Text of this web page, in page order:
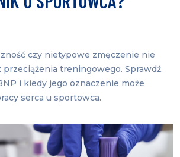
czy nietypowe zmęczenie nie
przeciążenia treningowego. Sprawdź,
i kiedy jego oznaczenie może
serca u sportowca.